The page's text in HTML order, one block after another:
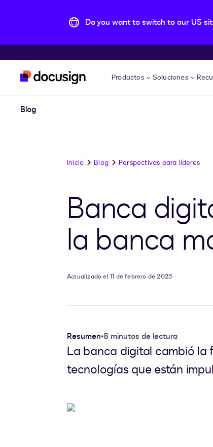
Do you want to switch to our US
Productos Soluciones
Blog
Inicio Blog Perspectivas para líderes
Banca
la banca
Actualizado el 11 de febrero de 2025
Resumen•8 minutos de lectura
La banca digital cambió la
tecnologías que están